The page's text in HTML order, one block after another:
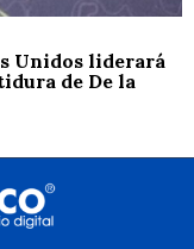
Unidos liderará
de De la